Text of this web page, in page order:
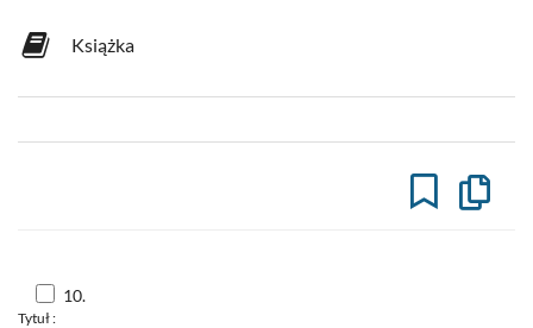
Książka
Skocz
do
10.
Tytuł :